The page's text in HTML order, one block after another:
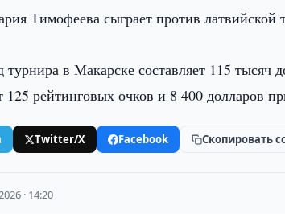
Тимофеева сыграет против латвийской
в Макарске составляет 115
125 рейтинговых очков и 8 400 долларов
Twitter/X Facebook Скопировать
· 14:20